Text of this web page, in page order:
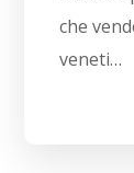
che
veneti…